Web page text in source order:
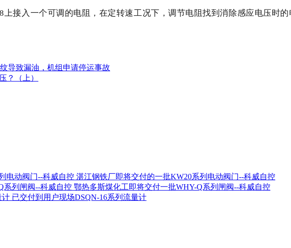
接入一个可调的电阻，在定转速工况下，调节电阻找到消除感应电压时的
导致漏油，机组申请停运事故
？（上）
湛江钢铁厂即将交付的一批KW20系列电动阀门--科威自控
鄂热多斯煤化工即将交付一批WHY-Q系列闸阀--科威自控
已交付到用户现场DSQN-16系列流量计